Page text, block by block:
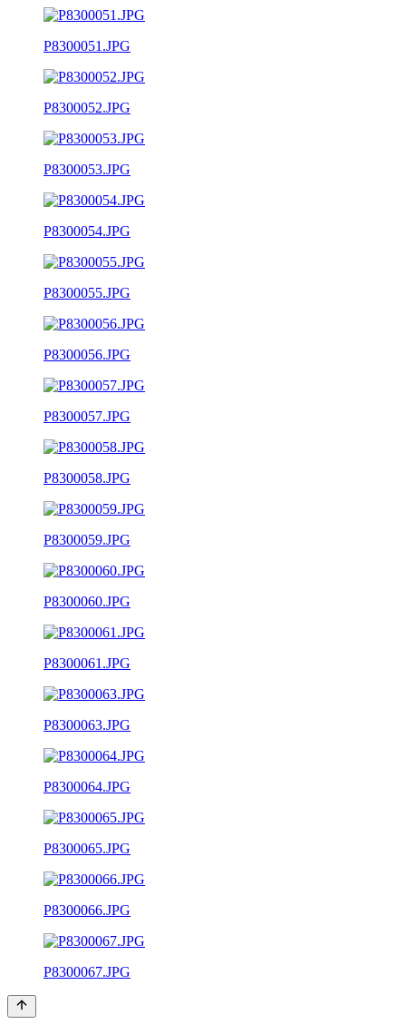
P8300051.JPG
P8300052.JPG
P8300053.JPG
P8300054.JPG
P8300055.JPG
P8300056.JPG
P8300057.JPG
P8300058.JPG
P8300059.JPG
P8300060.JPG
P8300061.JPG
P8300063.JPG
P8300064.JPG
P8300065.JPG
P8300066.JPG
P8300067.JPG